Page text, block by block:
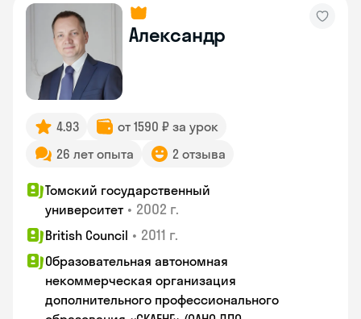
Александр
4.93
от 1590 ₽ за урок
26 лет опыта
2 отзыва
Томский государственный
университет • 2002 г.
British Council • 2011 г.
Образовательная автономная
некоммерческая организация
дополнительного профессионального